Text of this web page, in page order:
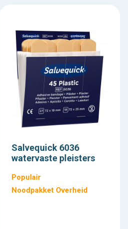
Salvequick 6036
watervaste pleisters
Populair
Noodpakket Overheid